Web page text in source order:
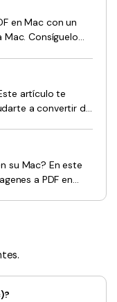
en Mac con un
Consíguelo
artículo te
a convertir de
su Mac? En este
a PDF en